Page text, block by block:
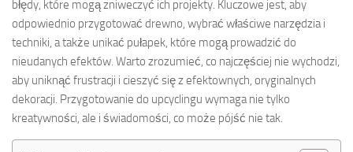
błędy, które mogą zniweczyć ich projekty. Kluczowe jest, aby
odpowiednio przygotować drewno, wybrać właściwe narzędzia i
techniki, a także unikać pułapek, które mogą prowadzić do
nieudanych efektów. Warto zrozumieć, co najczęściej nie wychodzi,
aby uniknąć frustracji i cieszyć się z efektownych, oryginalnych
dekoracji. Przygotowanie do upcyclingu wymaga nie tylko
kreatywności, ale i świadomości, co może pójść nie tak.